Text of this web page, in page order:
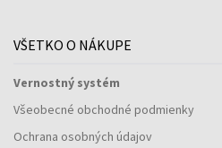
VŠETKO O NÁKUPE
Vernostný systém
Všeobecné obchodné podmienky
Ochrana osobných údajov